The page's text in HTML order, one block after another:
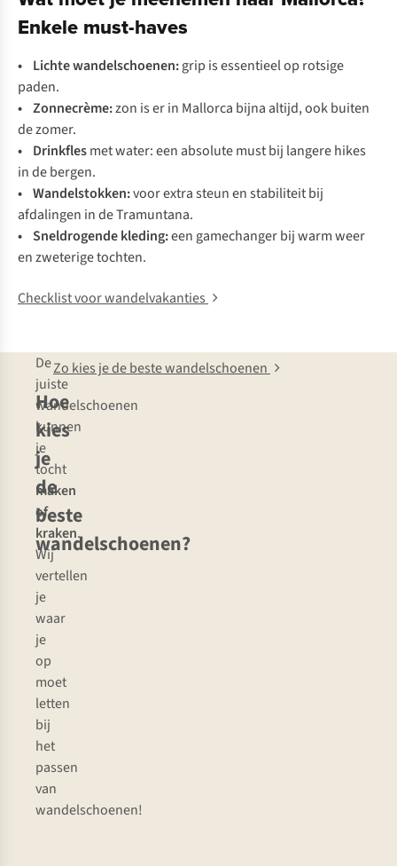
Enkele must-haves
• Lichtewandelschoenen:grip is essentieel op rotsige
paden.
• Zonnecrème:zon is er in Mallorca bijna altijd, ook buiten
de zomer.
• Drinkflesmet water: een absolute must bij langere hikes
in de bergen.
• Wandelstokken:voor extra steun en stabiliteit bij
afdalingen in de Tramuntana.
• Sneldrogende kleding:een gamechanger bij warm weer
en zweterige tochten.
Checklist voor wandelvakanties
Hoe
kies
je
de
beste
wandelschoenen?
De
juiste
wandelschoenen
kunnen
je
tocht
maken
of
kraken.
Wij
vertellen
je
waar
je
op
moet
letten
bij
het
passen
van
wandelschoenen!
Zo kies je de beste wandelschoenen